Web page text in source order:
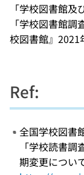
「学校図書館
「学校図書館
校図書館』2021
Ref:
全国学校図書
「学校読書
期変更につい